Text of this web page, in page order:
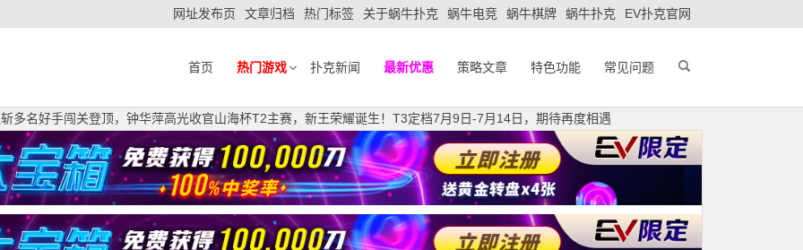
网址发布页 文章归档 热门标签 关于蜗牛扑克 蜗牛电竞 蜗牛棋牌 蜗牛扑克 EV扑克官网
首页 热门游戏 扑克新闻 最新优惠 策略文章 特色功能 常见问题
多名好手闯关登顶，钟华萍高光收官山海杯T2主赛，新王荣耀诞生！T3定档7月9日-7月14日，期待再度相遇